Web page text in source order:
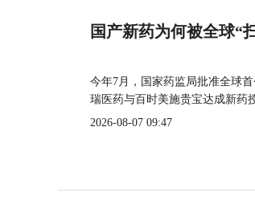
国产新药为何被全球“
今年7月，国家药监局批准全球
瑞医药与百时美施贵宝达成新药
2026-08-07 09:47